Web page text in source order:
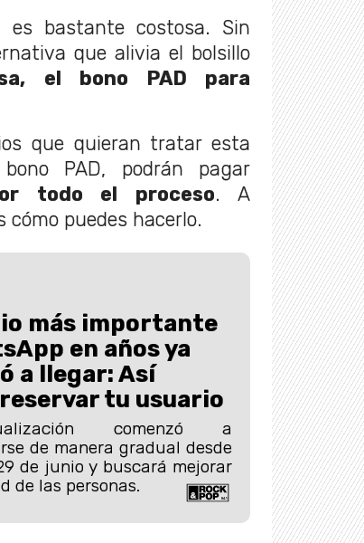
bastante costosa. Sin
que alivia el bolsillo
el bono PAD para
que quieran tratar esta
PAD, podrán pagar
todo el proceso. A
puedes hacerlo.
más importante
en años ya
a llegar: Así
tu usuario
comenzó a
de manera gradual desde
de junio y buscará mejorar
de las personas.